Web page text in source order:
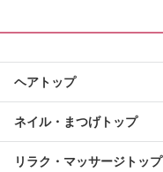
ヘアトップ
ネイル・まつげトップ
リラク・マッサージトップ